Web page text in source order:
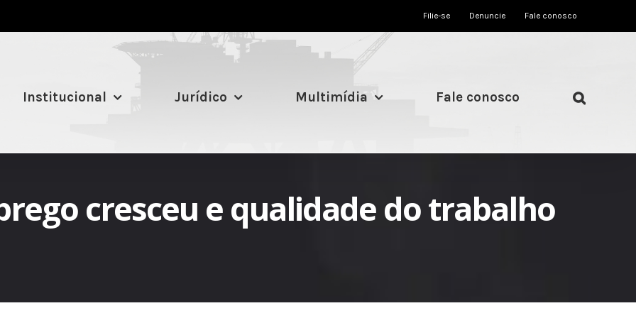
Filie-se Denuncie Fale conosco
Institucional Jurídico Multimídia Fale conosco
cresceu e qualidade do trabalho